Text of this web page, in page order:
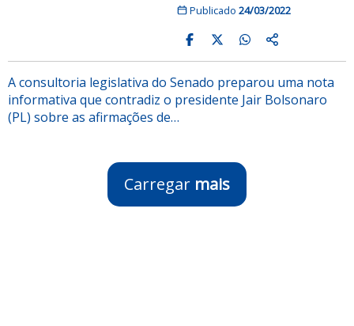
Publicado 24/03/2022
A consultoria legislativa do Senado preparou uma nota
informativa que contradiz o presidente Jair Bolsonaro
(PL) sobre as afirmações de…
Carregar mais